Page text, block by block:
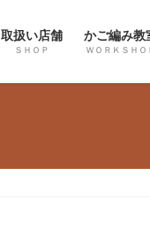
取扱い店舗
ＳＨＯＰ
かご編み教
ＷＯＲＫＳＨＯ